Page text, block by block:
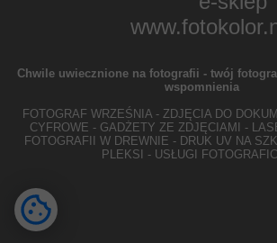
Chwile uwiecznione na fotografii - twój
wspomnienia
FOTOGRAF WRZEŚNIA - ZDJĘCIA DO
CYFROWE - GADŻETY ZE ZDJĘCIAMI -
FOTOGRAFII W DREWNIE - DRUK UV NA
PLEKSI - USŁUGI